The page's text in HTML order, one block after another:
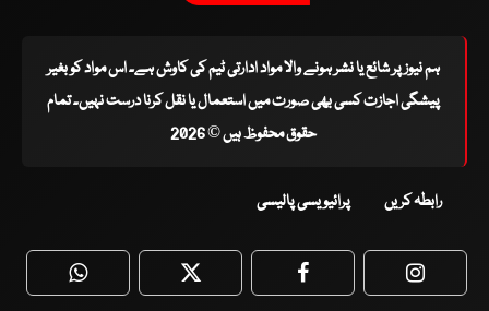
ہم نیوز پر شائع یا نشر ہونے والا مواد ادارتی ٹیم کی کاوش ہے۔ اس مواد کو بغیر
پیشگی اجازت کسی بھی صورت میں استعمال یا نقل کرنا درست نہیں۔ تمام
حقوق محفوظ ہیں © 2026
رابطہ کریں پرائیویسی پالیسی
WhatsApp Twitter Facebook